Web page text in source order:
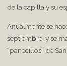
de la capilla y su
Anualmente se
septiembre, y se
“panecillos” de